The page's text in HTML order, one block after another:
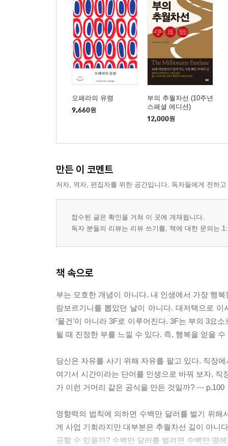
44 부자가 되기 위해 기억해야 할 20가지
부록 독자와의 Q&A
추월차선 라이프스타일을 위한 40가지 다짐
오페라의 유령
9,660원
부의 추월차선 (10주년
스페셜 에디션)
12,000원
만든 이 코멘트
저자, 역자, 편집자를 위한 공간입니다. 독자들에게 전하
접수된 글은 확인을 거쳐 이 곳에 게재됩니다.
독자 분들의 리뷰는 리뷰 쓰기를, 책에 대한 문의는
책 속으로
부는 모호한 개념이 아니다. 내 인생에서 가장 행
람보르기니를 뽑았던 날이 아니다. 대저택으로
‘물건’이 아니라 3F로 이루어진다. 3F는 부의 3요
될 때 진정한 부를 느낄 수 있다. 즉, 행복을 얻을 수
당신은 자유를 사기 위해 자유를 팔고 있다. 직장
여기서 시간이라는 단어를 인생으로 바꿔 보자.
가 이런 거머리 같은 공식을 만든 것일까? --- p.100
영향력의 법칙에 의하면 수백만 달러를 벌기 위
게 사업 기회라지만 대부분은 추월차선 길이 아니
공할 수 있을까? 수백만 달러를 벌려면 수백만 명